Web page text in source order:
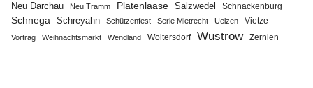
Neu Darchau Neu Tramm Platenlaase Salzwedel Schnackenburg
Schnega Schreyahn Schützenfest Serie Mietrecht Uelzen Vietze
Vortrag Weihnachtsmarkt Wendland Woltersdorf Wustrow Zernien